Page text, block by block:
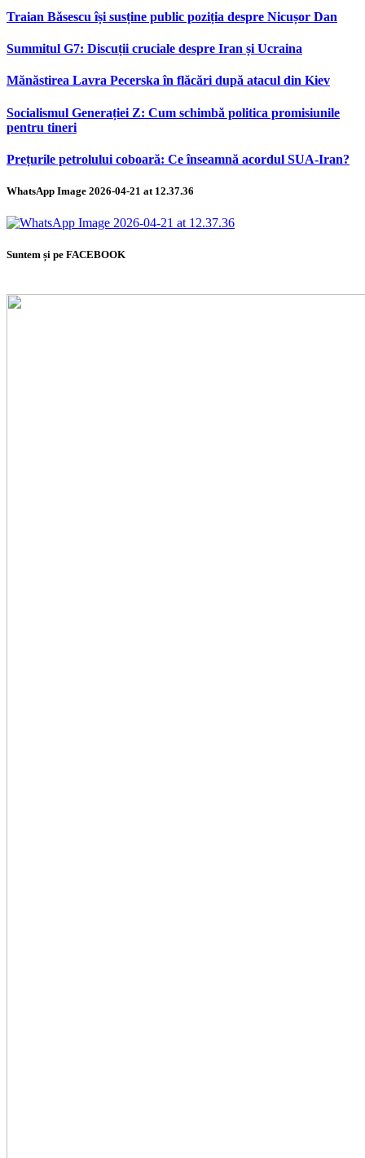
Traian Băsescu își susține public poziția despre Nicușor Dan
Summitul G7: Discuții cruciale despre Iran și Ucraina
Mănăstirea Lavra Pecerska în flăcări după atacul din Kiev
Socialismul Generației Z: Cum schimbă politica promisiunile
pentru tineri
Prețurile petrolului coboară: Ce înseamnă acordul SUA-Iran?
WhatsApp Image 2026-04-21 at 12.37.36
Suntem și pe FACEBOOK